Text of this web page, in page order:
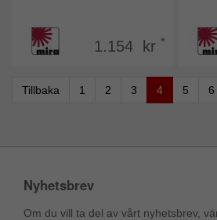
1.154 kr *
Tillbaka 1 2 3 4 5 6
Nyhetsbrev
Om du vill ta del av vårt nyhetsbrev,